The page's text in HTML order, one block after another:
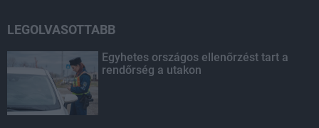
LEGOLVASOTTABB
Egyhetes országos ellenőrzést tart a
rendőrség a utakon